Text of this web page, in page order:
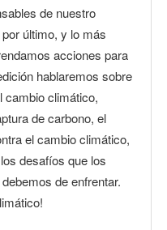
de nuestro
último, y lo más
acciones para
hablaremos sobre
cambio climático,
de carbono, el
el cambio climático,
desafíos que los
de enfrentar.